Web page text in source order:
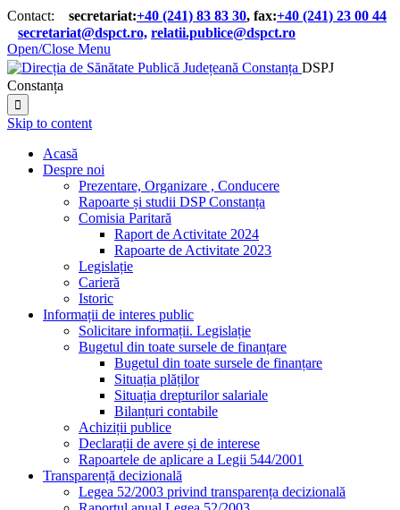
Contact: secretariat:+40 (241) 83 83 30, fax:+40 (241) 23 00 44
secretariat@dspct.ro, relatii.publice@dspct.ro
Open/Close Menu
DSPJ
Constanța

Skip to content
Acasă
Despre noi
Prezentare, Organizare , Conducere
Rapoarte și studii DSP Constanța
Comisia Paritară
Raport de Activitate 2024
Rapoarte de Activitate 2023
Legislație
Carieră
Istoric
Informații de interes public
Solicitare informații. Legislație
Bugetul din toate sursele de finanțare
Bugetul din toate sursele de finanțare
Situația plăților
Situația drepturilor salariale
Bilanțuri contabile
Achiziții publice
Declarații de avere și de interese
Rapoartele de aplicare a Legii 544/2001
Transparență decizională
Legea 52/2003 privind transparența decizională